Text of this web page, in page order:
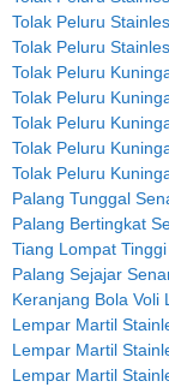
Tolak Peluru
Tolak Peluru
Tolak Peluru
Tolak Peluru
Tolak Peluru
Tolak Peluru
Tolak Peluru
Palang Tunggal
Palang Bertingkat
Tiang Lompat
Palang Sejajar
Keranjang Bola Voli
Lempar Martil
Lempar Martil
Lempar Martil